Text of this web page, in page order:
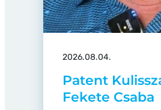
2026.08.04.
Patent
Fekete Csaba